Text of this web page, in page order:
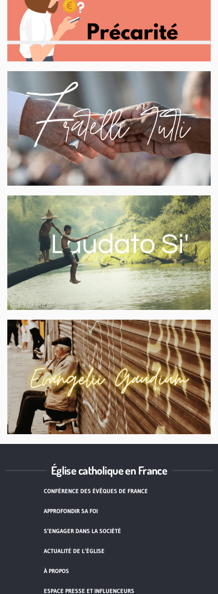
Église catholique en France
CONFÉRENCE DES ÉVÊQUES DE FRANCE
APPROFONDIR SA FOI
S’ENGAGER DANS LA SOCIÉTÉ
ACTUALITÉ DE L’ÉGLISE
À PROPOS
ESPACE PRESSE ET INFLUENCEURS